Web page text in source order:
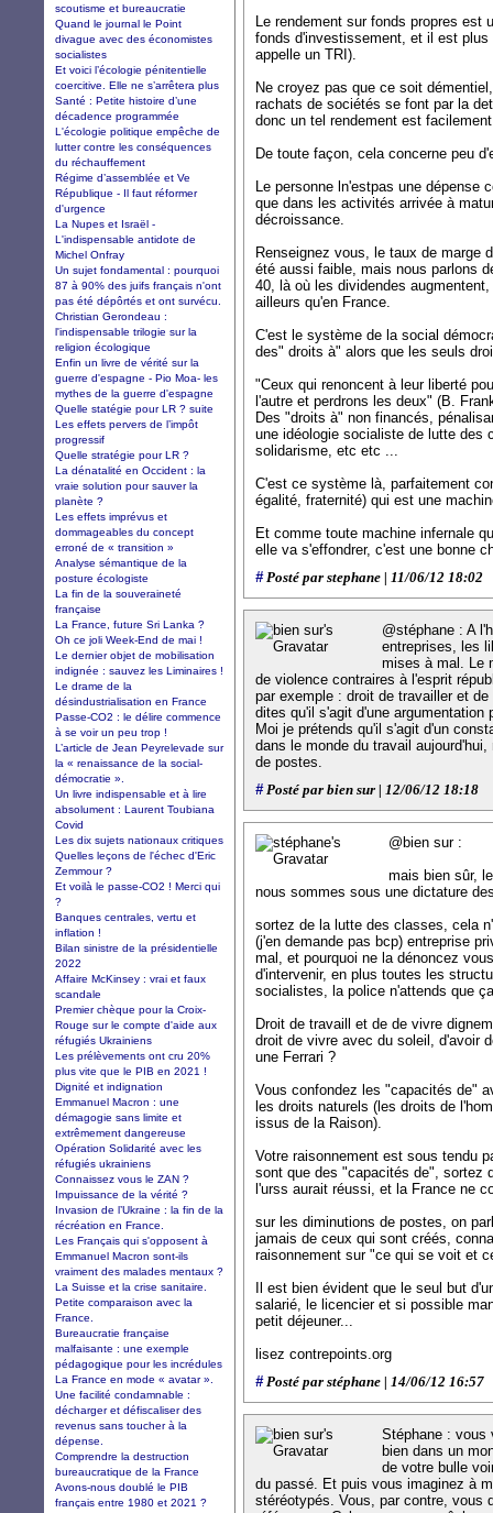
Le rendement sur fonds propres est
fonds d'investissement, et il est
appelle un TRI).
Ne croyez pas que ce soit
rachats de sociétés se font par la
donc un tel rendement est
De toute façon, cela concerne peu
Le personne ln'estpas une dépense
que dans les activités arrivée à
décroissance.
Renseignez vous, le taux de marge
été aussi faible, mais nous parlons
40, là où les dividendes
ailleurs qu'en France.
C'est le système de la social
des" droits à" alors que les seuls
"Ceux qui renoncent à leur liberté
l'autre et perdrons les deux" (B.
Des "droits à" non financés,
une idéologie socialiste de lutte des
solidarisme, etc etc ...
C'est ce système là, parfaitement
égalité, fraternité) qui est une
Et comme toute machine infernale
elle va s'effondrer, c'est une bonne
#Posté par stephane | 11/06/12 18:02
@stéphane : A
entreprises, les
mises à mal. Le
de violence contraires à l'esprit
par exemple : droit de travailler et
dites qu'il s'agit d'une
Moi je prétends qu'il s'agit d'un
dans le monde du travail
de postes.
#Posté par bien sur | 12/06/12 18:18
@bien sur :
mais bien sûr,
nous sommes sous une dictature
sortez de la lutte des classes, cela
(j'en demande pas bcp) entreprise
mal, et pourquoi ne la dénoncez
d'intervenir, en plus toutes les
socialistes, la police n'attends que
Droit de travaill et de de vivre
droit de vivre avec du soleil, d'avoir
une Ferrari ?
Vous confondez les "capacités de"
les droits naturels (les droits de
issus de la Raison).
Votre raisonnement est sous tendu
sont que des "capacités de", sortez
l'urss aurait réussi, et la France ne
sur les diminutions de postes, on
jamais de ceux qui sont créés,
raisonnement sur "ce qui se voit et
Il est bien évident que le seul but
salarié, le licencier et si possible
petit déjeuner...
lisez contrepoints.org
#Posté par stéphane | 14/06/12 16:57
Stéphane : vous
bien dans un
de votre bulle
du passé. Et puis vous imaginez à
stéréotypés. Vous, par contre, vous
scoutisme et bureaucratie
Quand le journal le Point
divague avec des économistes
socialistes
Et voici l’écologie pénitentielle
coercitive. Elle ne s’arrêtera plus
Santé : Petite histoire d’une
décadence programmée
L'écologie politique empêche de
lutter contre les conséquences
du réchauffement
Régime d’assemblée et Ve
République - Il faut réformer
d'urgence
La Nupes et Israël -
L'indispensable antidote de
Michel Onfray
Un sujet fondamental : pourquoi
87 à 90% des juifs français n'ont
pas été dépôrtés et ont survécu.
Christian Gerondeau :
l'indispensable trilogie sur la
religion écologique
Enfin un livre de vérité sur la
guerre d'espagne - Pio Moa- les
mythes de la guerre d'espagne
Quelle statégie pour LR ? suite
Les effets pervers de l’impôt
progressif
Quelle stratégie pour LR ?
La dénatalité en Occident : la
vraie solution pour sauver la
planète ?
Les effets imprévus et
dommageables du concept
erroné de « transition »
Analyse sémantique de la
posture écologiste
La fin de la souveraineté
française
La France, future Sri Lanka ?
Oh ce joli Week-End de mai !
Le dernier objet de mobilisation
indignée : sauvez les Liminaires !
Le drame de la
désindustrialisation en France
Passe-CO2 : le délire commence
à se voir un peu trop !
L’article de Jean Peyrelevade sur
la « renaissance de la social-
démocratie ».
Un livre indispensable et à lire
absolument : Laurent Toubiana
Covid
Les dix sujets nationaux critiques
Quelles leçons de l'échec d'Eric
Zemmour ?
Et voilà le passe-CO2 ! Merci qui
?
Banques centrales, vertu et
inflation !
Bilan sinistre de la présidentielle
2022
Affaire McKinsey : vrai et faux
scandale
Premier chèque pour la Croix-
Rouge sur le compte d'aide aux
réfugiés Ukrainiens
Les prélèvements ont cru 20%
plus vite que le PIB en 2021 !
Dignité et indignation
Emmanuel Macron : une
démagogie sans limite et
extrêmement dangereuse
Opération Solidarité avec les
réfugiés ukrainiens
Connaissez vous le ZAN ?
Impuissance de la vérité ?
Invasion de l’Ukraine : la fin de la
récréation en France.
Les Français qui s'opposent à
Emmanuel Macron sont-ils
vraiment des malades mentaux ?
La Suisse et la crise sanitaire.
Petite comparaison avec la
France.
Bureaucratie française
malfaisante : une exemple
pédagogique pour les incrédules
La France en mode « avatar ».
Une facilité condamnable :
décharger et défiscaliser des
revenus sans toucher à la
dépense.
Comprendre la destruction
bureaucratique de la France
Avons-nous doublé le PIB
français entre 1980 et 2021 ?